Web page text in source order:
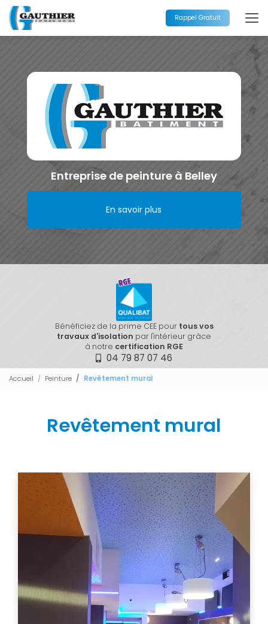
Aller
au
contenu
principal
Rappel Gratuit
Entreprise de peinture à Belley
En savoir plus
Bénéficiez de la prime CEE pourtous vos
travaux d'isolation par l'intérieur grâce
à notre certification RGE
04 79 87 07 46
Accueil Peinture Revêtement mural
Revêtement mural